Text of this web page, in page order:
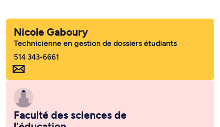
Nicole Gaboury
Technicienne en gestion de dossiers étudiants
514 343-6661
Faculté des sciences de